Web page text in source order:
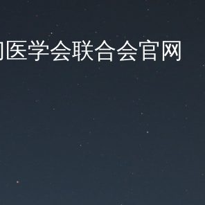
学会联合会官网